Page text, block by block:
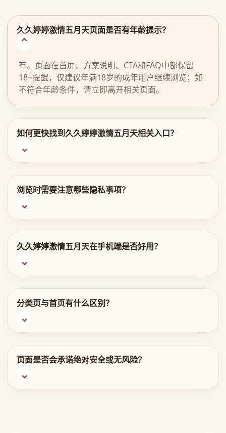
久久婷婷激情五月天页面是否有年龄提示？
有。页面在首屏、方案说明、CTA和FAQ中都保留
18+提醒，仅建议年满18岁的成年用户继续浏览；如
不符合年龄条件，请立即离开相关页面。
如何更快找到久久婷婷激情五月天相关入口？
浏览时需要注意哪些隐私事项？
久久婷婷激情五月天在手机端是否好用？
分类页与首页有什么区别？
页面是否会承诺绝对安全或无风险？